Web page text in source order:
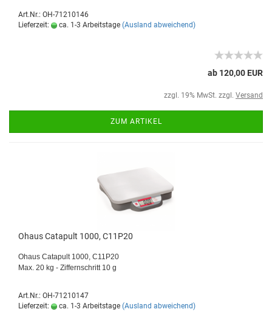
Art.Nr.: OH-71210146
Lieferzeit:
ca. 1-3 Arbeitstage (Ausland abweichend)
ab 120,00 EUR
zzgl. 19% MwSt. zzgl. Versand
ZUM ARTIKEL
Ohaus Catapult 1000, C11P20
Ohaus Catapult 1000, C11P20
Max. 20 kg - Ziffernschritt 10 g
Art.Nr.: OH-71210147
Lieferzeit:
ca. 1-3 Arbeitstage (Ausland abweichend)